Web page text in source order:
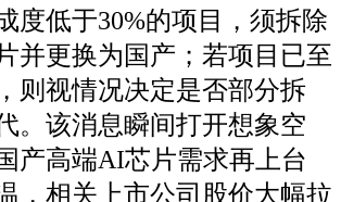
度低于30%的项目，须拆除
并更换为国产；若项目已至
则视情况决定是否部分拆
。该消息瞬间打开想象空
产高端AI芯片需求再上台
，相关上市公司股价大幅拉